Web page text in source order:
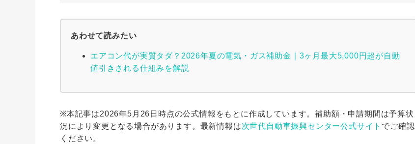
あわせて読みたい
エアコン代が実質タダ？2026年夏の電気・ガス補助金｜3ヶ月最大5,000円超が自動
値引きされる仕組みを解説
※本記事は2026年5月26日時点の公式情報をもとに作成しています。補助額・申請期間は予算状
況により変更となる場合があります。最新情報は次世代自動車振興センター公式サイト でご確認
ください。